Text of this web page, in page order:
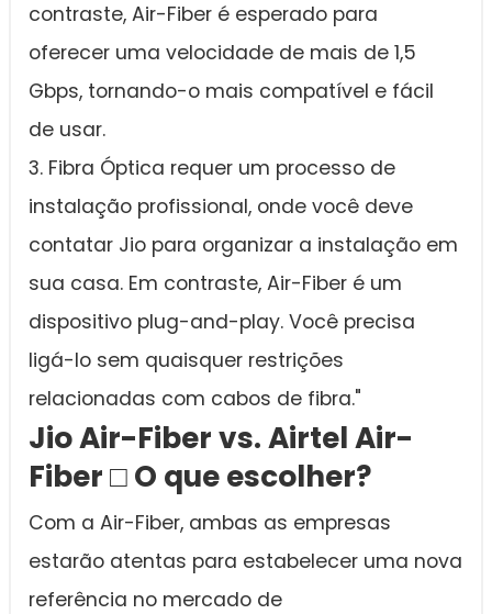
contraste, Air-Fiber é esperado para
oferecer uma velocidade de mais de 1,5
Gbps, tornando-o mais compatível e fácil
de usar.
3. Fibra Óptica requer um processo de
instalação profissional, onde você deve
contatar Jio para organizar a instalação em
sua casa. Em contraste, Air-Fiber é um
dispositivo plug-and-play. Você precisa
ligá-lo sem quaisquer restrições
relacionadas com cabos de fibra."
Jio Air-Fiber vs. Airtel Air-
Fiber □ O que escolher?
Com a Air-Fiber, ambas as empresas
estarão atentas para estabelecer uma nova
referência no mercado de